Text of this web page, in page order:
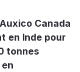
Canada
en Inde pour
tonnes